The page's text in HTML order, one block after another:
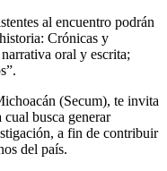
al encuentro podrán
Crónicas y
oral y escrita;
(Secum), te invita
busca generar
a fin de contribuir
del país.